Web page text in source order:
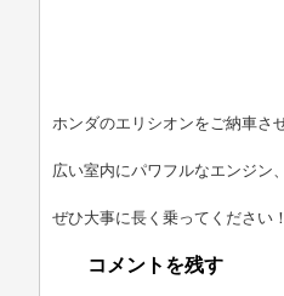
ホンダのエリシオンをご納車さ
広い室内にパワフルなエンジン
ぜひ大事に長く乗ってください！
コメントを残す